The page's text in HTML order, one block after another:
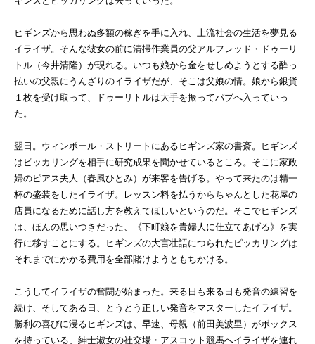
ヒギンズから思わぬ多額の稼ぎを手に入れ、上流社会の生活を夢見る
イライザ。そんな彼女の前に清掃作業員の父アルフレッド・ドゥーリ
トル（今井清隆）が現れる。いつも娘から金をせしめようとする酔っ
払いの父親にうんざりのイライザだが、そこは父娘の情。娘から銀貨
１枚を受け取って、ドゥーリトルは大手を振ってパブへ入っていっ
た。
翌日。ウィンポール・ストリートにあるヒギンズ家の書斎。ヒギンズ
はピッカリングを相手に研究成果を聞かせているところ。そこに家政
婦のピアス夫人（春風ひとみ）が来客を告げる。やって来たのは精一
杯の盛装をしたイライザ。レッスン料を払うからちゃんとした花屋の
店員になるために話し方を教えてほしいというのだ。そこでヒギンズ
は、ほんの思いつきだった、《下町娘を貴婦人に仕立てあげる》を実
行に移すことにする。ヒギンズの大言壮語につられたピッカリングは
それまでにかかる費用を全部賭けようともちかける。
こうしてイライザの奮闘が始まった。来る日も来る日も発音の練習を
続け、そしてある日、とうとう正しい発音をマスターしたイライザ。
勝利の喜びに浸るヒギンズは、早速、母親（前田美波里）がボックス
を持っている、紳士淑女の社交場・アスコット競馬へイライザを連れ